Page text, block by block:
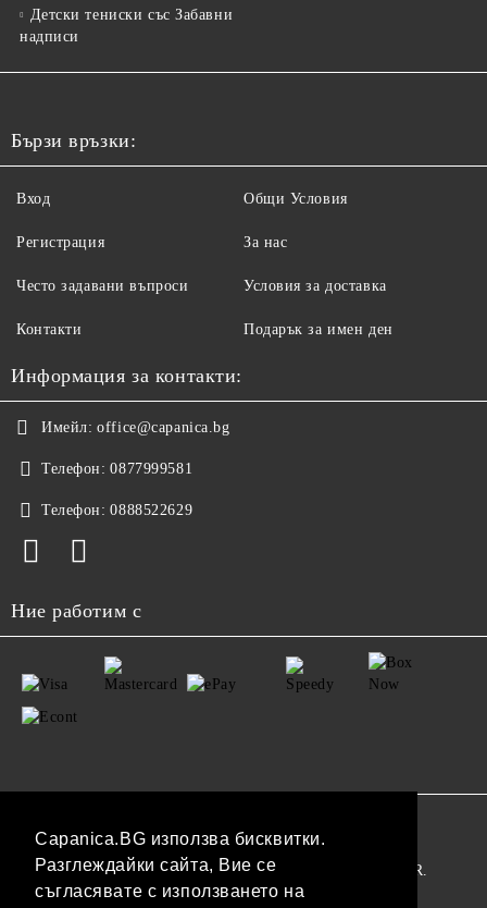
Capanica.BG използва бисквитки.
Разглеждайки сайта, Вие се
съгласявате с използването на
Детски тениски със Забавни
надписи
Бързи връзки:
Вход
Регистрация
Често задавани въпроси
Контакти
Общи Условия
За нас
Условия за доставка
Подарък за имен ден
Информация за контакти:
Имейл: office@capanica.bg
Телефон: 0877999581
Телефон: 0888522629
Ние работим с
Нашият онлайн магазин е 100% съобразен с GDPR.